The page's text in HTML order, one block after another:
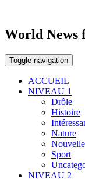
World News
Toggle navigation
ACCUEIL
NIVEAU 1
Drôle
Histoire
Nature
Sport
NIVEAU 2